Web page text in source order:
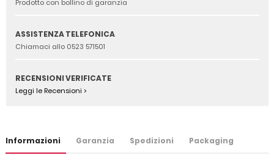
Prodotto con bollino di garanzia
ASSISTENZA TELEFONICA
Chiamaci allo 0523 571501
RECENSIONI VERIFICATE
Leggi le Recensioni >
Informazioni Garanzia Spedizioni Packaging